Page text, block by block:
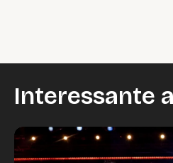
Wijzig cookie
Interessante